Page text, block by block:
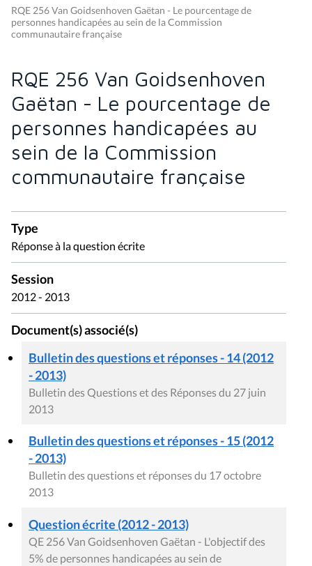
RQE 256 Van Goidsenhoven Gaëtan - Le pourcentage de
personnes handicapées au sein de la Commission
communautaire française
RQE 256 Van Goidsenhoven
Gaëtan - Le pourcentage de
personnes handicapées au
sein de la Commission
communautaire française
Type
Réponse à la question écrite
Session
2012 - 2013
Document(s) associé(s)
Bulletin des questions et réponses - 14 (2012
- 2013)
Bulletin des Questions et des Réponses du 27 juin
2013
Bulletin des questions et réponses - 15 (2012
- 2013)
Bulletin des questions et réponses du 17 octobre
2013
Question écrite (2012 - 2013)
QE 256 Van Goidsenhoven Gaëtan - L'objectif des
5% de personnes handicapées au sein de